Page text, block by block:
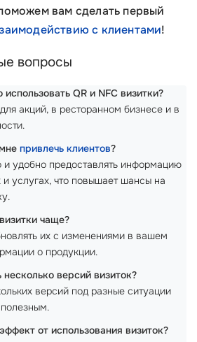
вам сделать первый
с клиентами!
вопросы
использовать QR и NFC визитки?
акций, в ресторанном бизнесе и в
привлечь клиентов?
удобно предоставлять информацию
и услугах, что повышает шансы на
чаще?
их с изменениями в вашем
о продукции.
версий визиток?
версий под разные ситуации
от использования визиток?